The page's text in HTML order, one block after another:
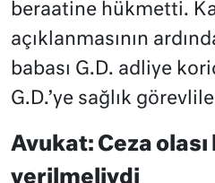
beraatine hükmetti.
açıklanmasının
babası G.D. adliye
G.D.’ye sağlık
Avukat: Ceza
verilmeliydi